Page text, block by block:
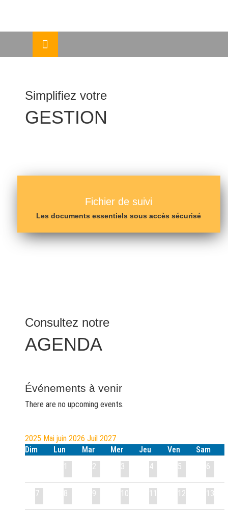
Simplifiez votre
GESTION
Fichier de suivi
Les documents essentiels sous accès sécurisé
Consultez notre
AGENDA
Événements à venir
There are no upcoming events.
2025 Mai juin 2026 Juil 2027
Dim
Lun Mar Mer Jeu Ven
Sam
1
2 3 4 5 6
7 8 9 10 11 12 13